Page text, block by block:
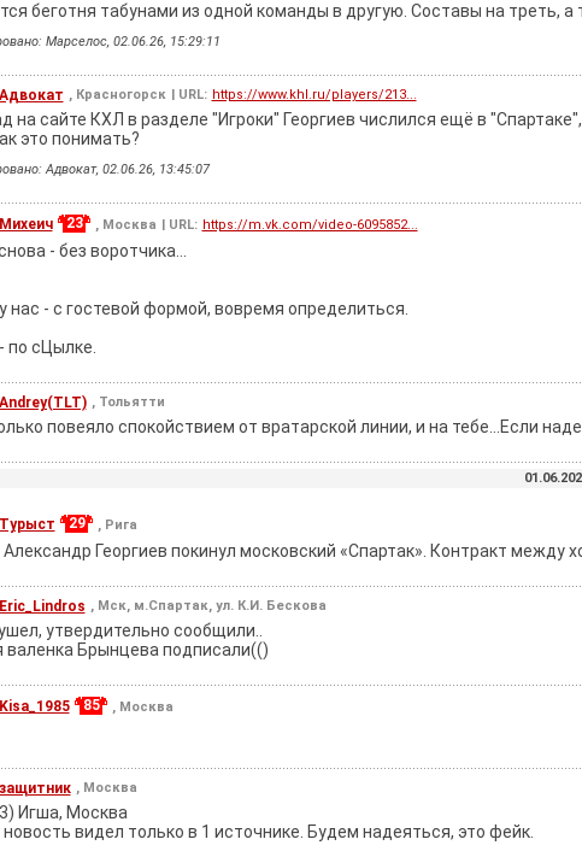
беготня табунами из одной команды в другую. Составы на треть,
Марселос, 02.06.26, 15:29:11
Адвокат , Красногорск | URL: https://www.khl.ru/players/213...
на сайте КХЛ в разделе "Игроки" Георгиев числился ещё в
это понимать?
Адвокат, 02.06.26, 13:45:07
Михеич 23 , Москва | URL: https://m.vk.com/video-6095852...
- без воротчика...
нас - с гостевой формой, вовремя определиться.
по сЦылке.
Andrey(TLT) , Тольятти
повеяло спокойствием от вратарской линии, и на тебе...Если
Турыст 29 , Рига
Георгиев покинул московский «Спартак». Контракт между
Eric_Lindros , Мск, м.Спартак, ул. К.И. Бескова
утвердительно сообщили..
валенка Брынцева подписали(()
Kisa_1985 85 , Москва
защитник , Москва
Игша, Москва
новость видел только в 1 источнике. Будем надеяться, это фейк.